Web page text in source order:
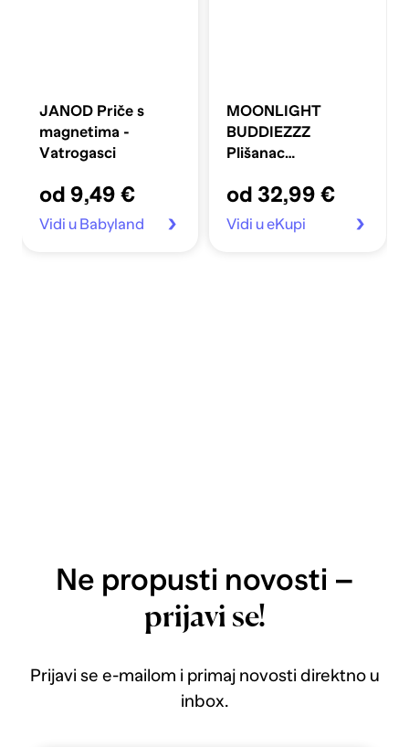
JANOD Priče s
magnetima -
Vatrogasci
od 9,49 €
Vidi u Babyland
MOONLIGHT
BUDDIEZZZ
Plišanac
medvjed
od 32,99 €
Vidi u eKupi
Ne propusti novosti –
prijavi se!
Prijavi se e-mailom i primaj novosti direktno u
inbox.